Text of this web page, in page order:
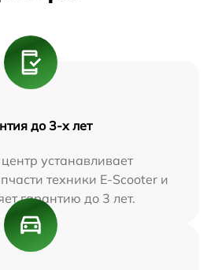
до 3-х лет
устанавливает
техники E-Scooter и
гарантию до 3 лет.